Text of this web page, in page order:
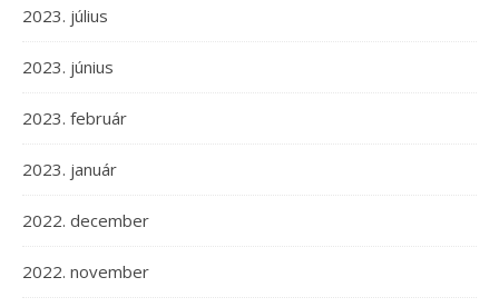
2023. július
2023. június
2023. február
2023. január
2022. december
2022. november